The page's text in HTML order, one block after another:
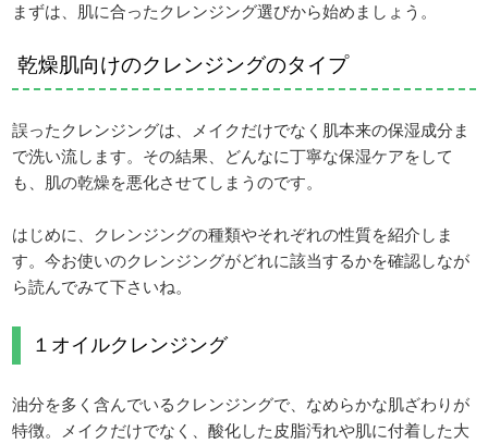
まずは、肌に合ったクレンジング選びから始めましょう。
乾燥肌向けのクレンジングのタイプ
誤ったクレンジングは、メイクだけでなく肌本来の保湿成分ま
で洗い流します。その結果、どんなに丁寧な保湿ケアをして
も、肌の乾燥を悪化させてしまうのです。
はじめに、クレンジングの種類やそれぞれの性質を紹介しま
す。今お使いのクレンジングがどれに該当するかを確認しなが
ら読んでみて下さいね。
１オイルクレンジング
油分を多く含んでいるクレンジングで、なめらかな肌ざわりが
特徴。メイクだけでなく、酸化した皮脂汚れや肌に付着した大